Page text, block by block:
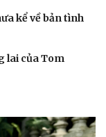
kể về bản tình
lai của Tom